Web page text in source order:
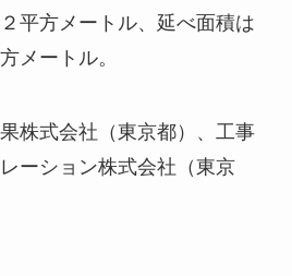
平方メートル、延べ面積は
メートル。
株式会社（東京都）、工事
ーション株式会社（東京